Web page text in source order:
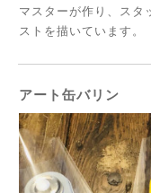
マスターが作り、スタ
ストを描いています。
アート缶バリン